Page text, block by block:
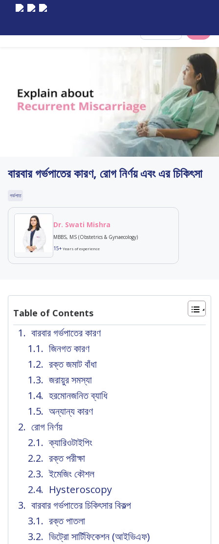
বারবার গর্ভপাতের কারণ, রোগ নির্ণয় এবং এর চিকিৎসা
গর্ভপাত
Dr. Swati Mishra
MBBS, MS (Obstetrics & Gynaecology)
15+Years of experience
Table of Contents
বারবার গর্ভপাতের কারণ
জিনগত কারণ
রক্ত জমাট বাঁধা
জরায়ুর সমস্যা
হরমোনজনিত ব্যাধি
অন্যান্য কারণ
রোগ নির্ণয়
ক্যারিওটাইপিং
রক্ত পরীক্ষা
ইমেজিং কৌশল
Hysteroscopy
বারবার গর্ভপাতের চিকিৎসার বিকল্প
রক্ত পাতলা
ভিট্রো সার্টিফিকেশন (আইভিএফ)